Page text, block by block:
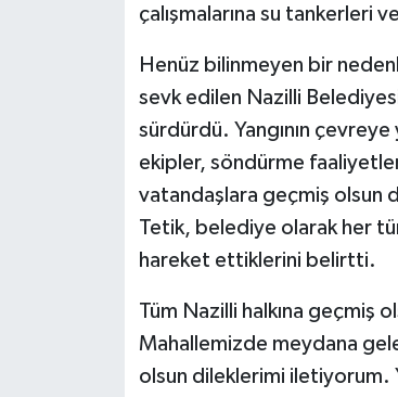
çalışmalarına su tankerleri
Henüz bilinmeyen bir
sevk edilen Nazilli
sürdürdü. Yangının
ekipler, söndürme
vatandaşlara geçmiş olsun
Tetik, belediye olarak her
hareket ettiklerini belirtti.
Tüm Nazilli halkına geçmiş
Mahallemizde meydana
olsun dileklerimi iletiyorum.